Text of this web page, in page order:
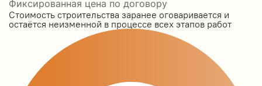
Фиксированная цена по договору
Стоимость строительства заранее оговаривается и
остаётся неизменной в процессе всех этапов работ